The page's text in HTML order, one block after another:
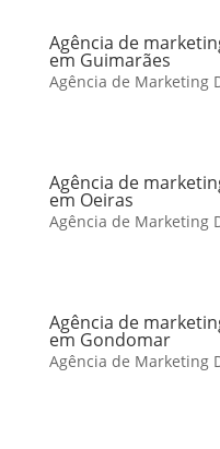
Agência de
em Guimarães
Agência de Marketing
Agência de
em Oeiras
Agência de Marketing
Agência de
em Gondomar
Agência de Marketing